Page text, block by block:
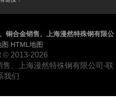
铜合金销售、上海漫然特殊钢有限公
图 HTML地图
© 2013-2026
、上海漫然特殊钢有限公司-联
我们